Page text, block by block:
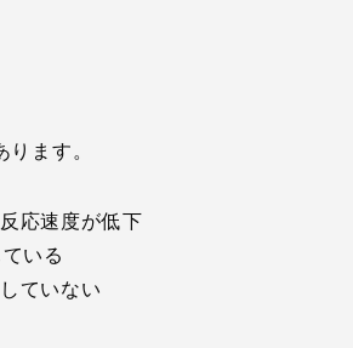
ます。
応速度が低下
いる
ていない